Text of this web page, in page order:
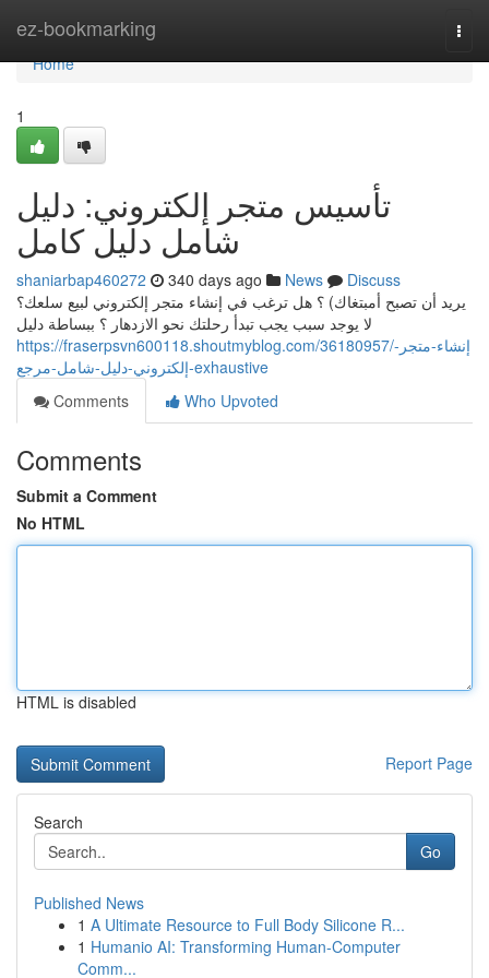
ez-bookmarking
Home
Home
1
تأسيس متجر إلكتروني: دليل
شامل دليل كامل
shaniarbap460272 340 days ago News
Discuss
يريد أن تصبح أمبتغاك) ؟ هل ترغب في إنشاء متجر إلكتروني لبيع سلعك؟
لا يوجد سبب يجب تبدأ رحلتك نحو الازدهار ؟ ببساطة دليل
https://fraserpsvn600118.shoutmyblog.com/36180957/إنشاء-متجر-
إلكتروني-دليل-شامل-مرجع-exhaustive
Comments
Who Upvoted
Comments
Submit a Comment
No HTML
HTML is disabled
Report Page
Search
Go
Published News
1 A Ultimate Resource to Full Body Silicone R...
1 Humanio AI: Transforming Human-Computer
Comm...